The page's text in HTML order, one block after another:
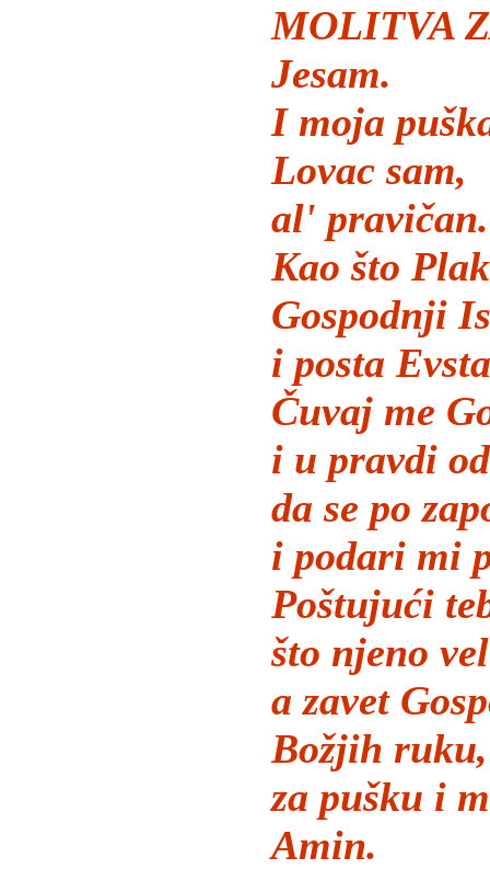
MOLITVA
Jesam.
I moja
Lovac sam,
al' pravičan.
Kao što
Gospodnji
i posta
Čuvaj me
i u pravdi
da se po
i podari mi
Poštujući
što njeno
a zavet
Božjih
za pušku i
Amin.